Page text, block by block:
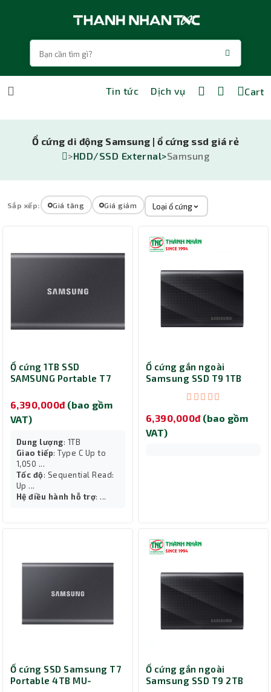
Tin tức Dịch vụ Cart
Ổ cứng di động Samsung | ổ cứng ssd giá rẻ
>HDD/SSD External>Samsung
Sắp xếp: Giá tăng Giá giảm Loại ổ cứng
Ổ cứng 1TB SSD
SAMSUNG Portable T7
PC1T0T/WW
6,390,000đ (bao gồm
VAT)
Dung lượng: 1TB
Giao tiếp: Type C Up to
1,050 ...
Tốc độ: Sequential Read:
Up ...
Hệ điều hành hỗ trợ: ...
Ổ cứng gắn ngoài
Samsung SSD T9 1TB
PG1T0B/WW
6,390,000đ (bao gồm
VAT)
Ổ cứng SSD Samsung T7
Portable 4TB MU-
Ổ cứng gắn ngoài
Samsung SSD T9 2TB